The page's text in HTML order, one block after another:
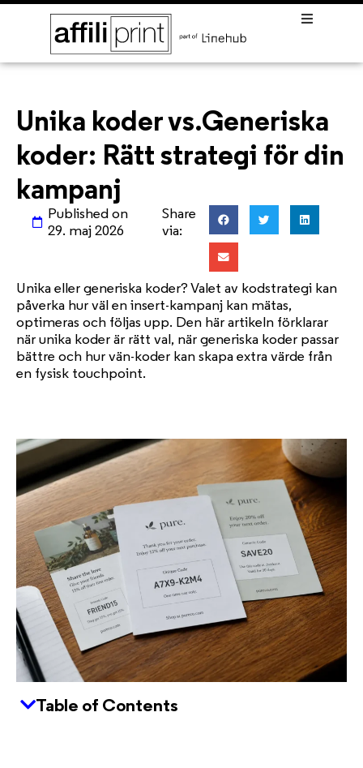
Unika koder vs.Generiska
koder: Rätt strategi för din
kampanj
Published on
29. maj 2026
Share
via:
Unika eller generiska koder? Valet av kodstrategi kan
påverka hur väl en insert-kampanj kan mätas,
optimeras och följas upp. Den här artikeln förklarar
när unika koder är rätt val, när generiska koder passar
bättre och hur vän-koder kan skapa extra värde från
en fysisk touchpoint.
Table of Contents